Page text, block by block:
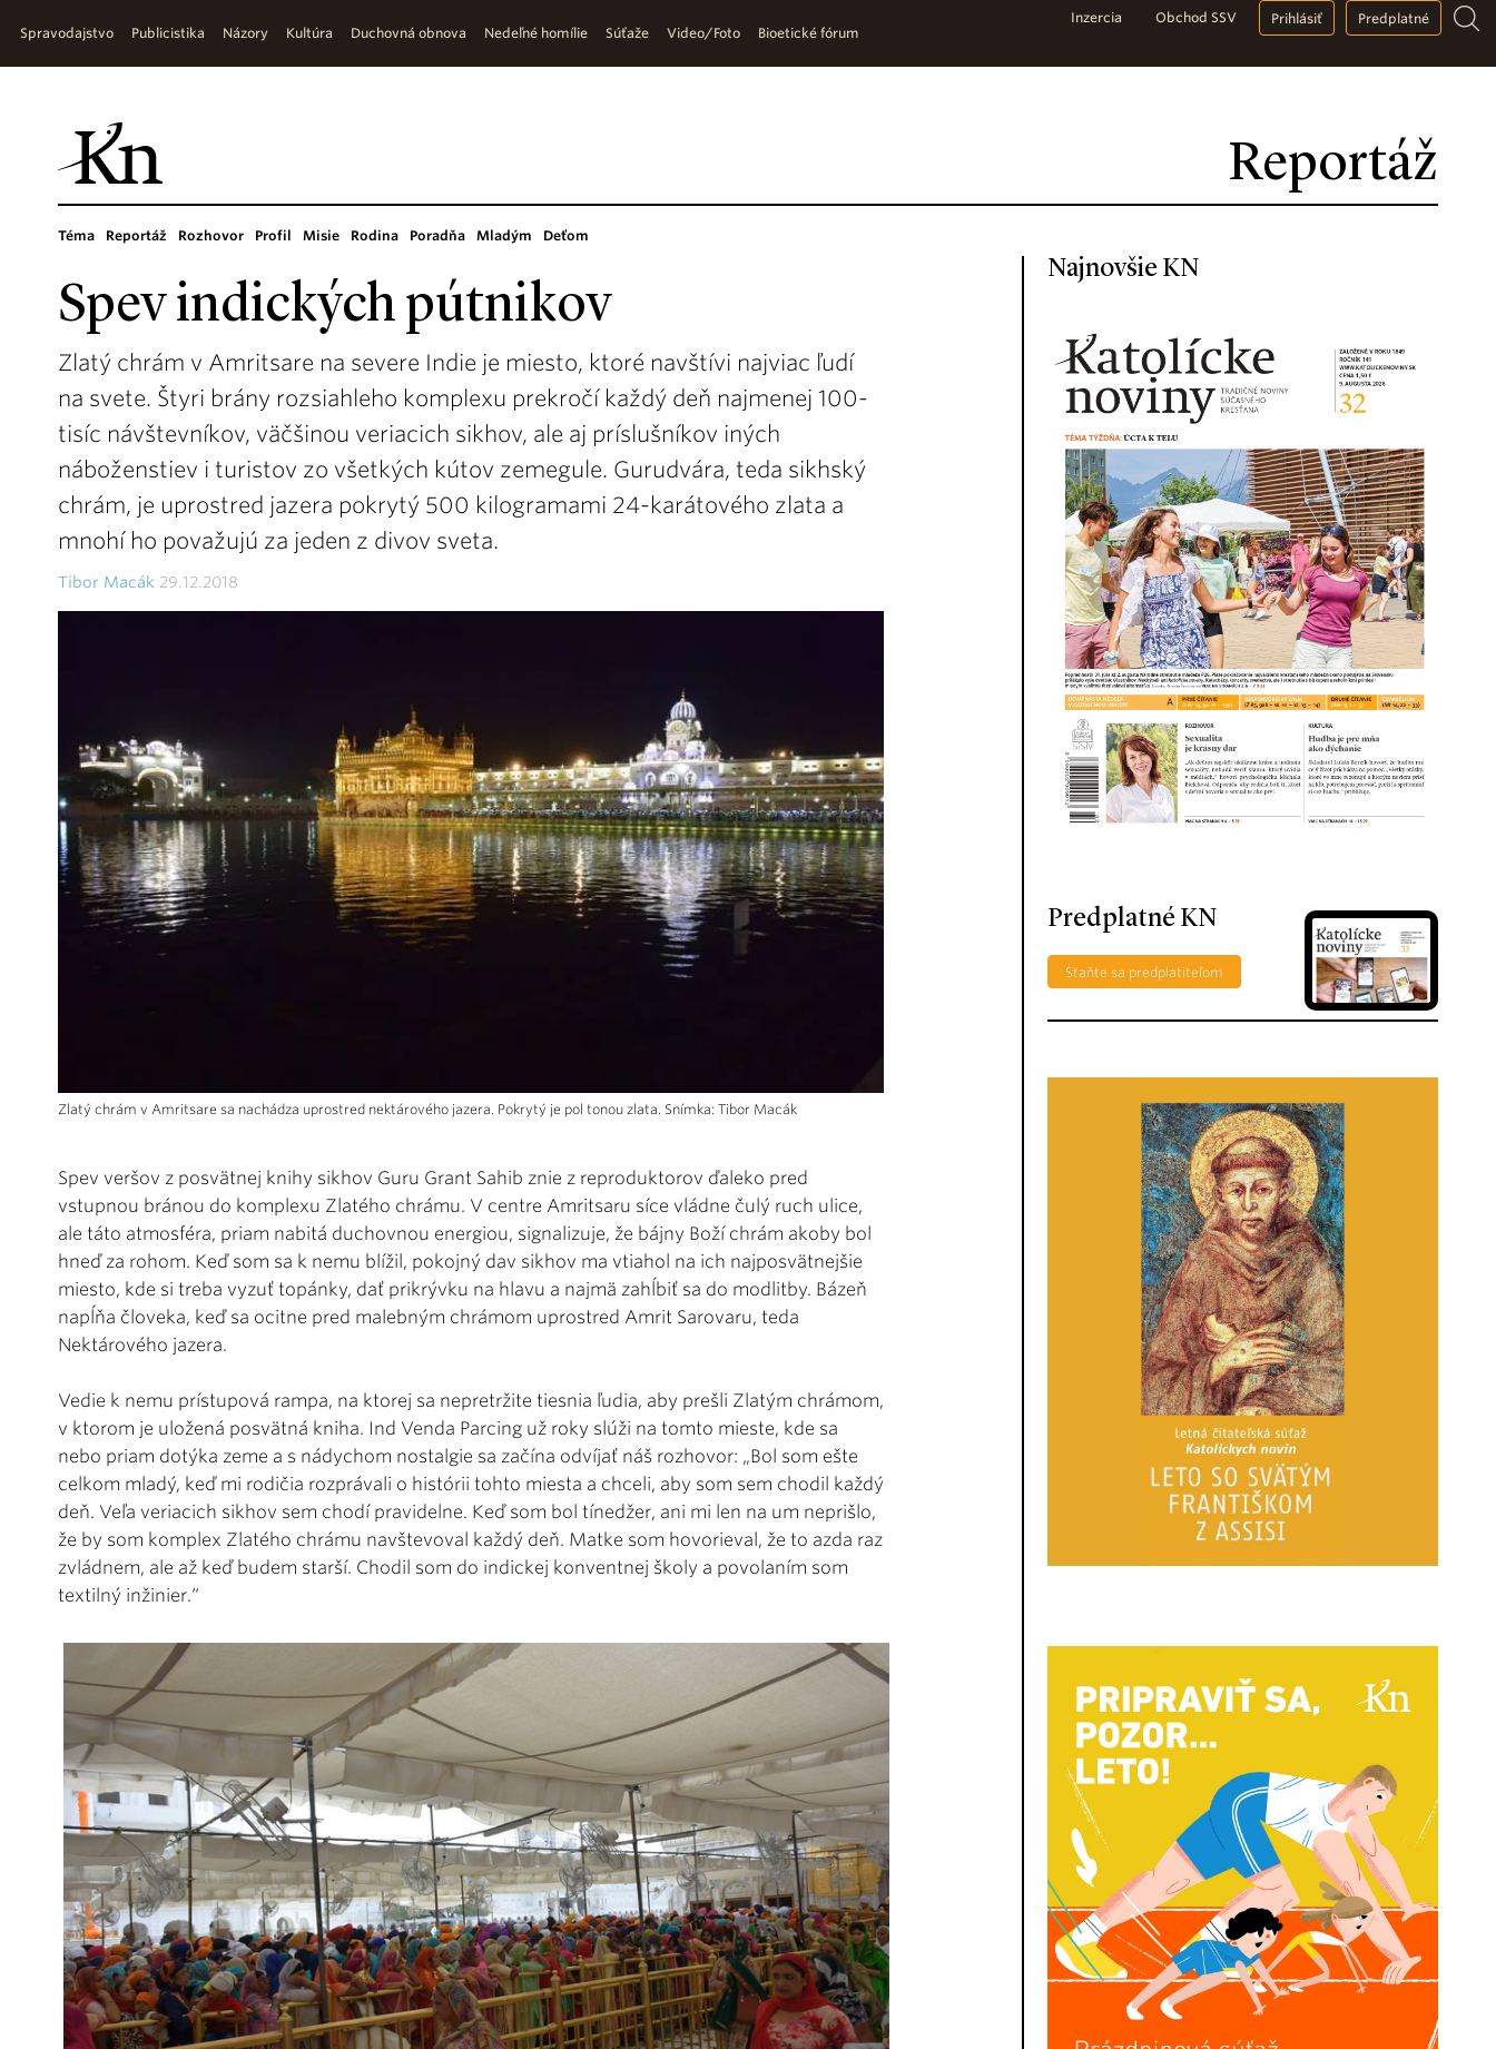
Reportáž
Spravodajstvo Publicistika Názory Kultúra Duchovná obnova Nedeľné homílie Súťaže Video/Foto Bioetické fórum
Inzercia Obchod SSV Prihlásiť Predplatné
Téma Reportáž Rozhovor Profil Misie Rodina Poradňa Mladým Deťom
Spev indických pútnikov
Zlatý chrám v Amritsare na severe Indie je miesto, ktoré navštívi najviac ľudí
na svete. Štyri brány rozsiahleho komplexu prekročí každý deň najmenej 100-
tisíc návštevníkov, väčšinou veriacich sikhov, ale aj príslušníkov iných
náboženstiev i turistov zo všetkých kútov zemegule. Gurudvára, teda sikhský
chrám, je uprostred jazera pokrytý 500 kilogramami 24-karátového zlata a
mnohí ho považujú za jeden z divov sveta.
Tibor Macák 29.12.2018
Zlatý chrám v Amritsare sa nachádza uprostred nektárového jazera. Pokrytý je pol tonou zlata. Snímka: Tibor Macák
Spev veršov z posvätnej knihy sikhov Guru Grant Sahib znie z reproduktorov ďaleko pred
vstupnou bránou do komplexu Zlatého chrámu. V centre Amritsaru síce vládne čulý ruch ulice,
ale táto atmosféra, priam nabitá duchovnou energiou, signalizuje, že bájny Boží chrám akoby bol
hneď za rohom. Keď som sa k nemu blížil, pokojný dav sikhov ma vtiahol na ich najposvätnejšie
miesto, kde si treba vyzuť topánky, dať prikrývku na hlavu a najmä zahĺbiť sa do modlitby. Bázeň
napĺňa človeka, keď sa ocitne pred malebným chrámom uprostred Amrit Sarovaru, teda
Nektárového jazera.
Vedie k nemu prístupová rampa, na ktorej sa nepretržite tiesnia ľudia, aby prešli Zlatým chrámom,
v ktorom je uložená posvätná kniha. Ind Venda Parcing už roky slúži na tomto mieste, kde sa
nebo priam dotýka zeme a s nádychom nostalgie sa začína odvíjať náš rozhovor: „Bol som ešte
celkom mladý, keď mi rodičia rozprávali o histórii tohto miesta a chceli, aby som sem chodil každý
deň. Veľa veriacich sikhov sem chodí pravidelne. Keď som bol tínedžer, ani mi len na um neprišlo,
že by som komplex Zlatého chrámu navštevoval každý deň. Matke som hovorieval, že to azda raz
zvládnem, ale až keď budem starší. Chodil som do indickej konventnej školy a povolaním som
textilný inžinier.“
Najnovšie KN
Predplatné KN
Staňte sa predplatiteľom